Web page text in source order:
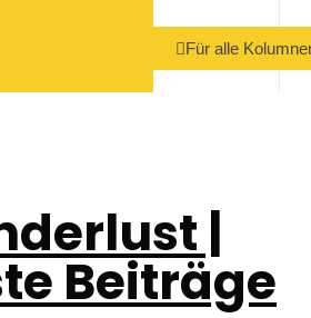
Für alle
|
Beiträge